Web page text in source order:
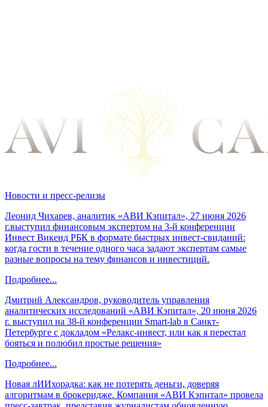
Новости и пресс-релизы
Леонид Чихарев, аналитик «АВИ Кэпитал», 27 июня 2026
г.выступил финансовым экспертом на 3-й конференции
Инвест Викенд РБК в формате быстрых инвест-свиданий:
когда гости в течение одного часа задают экспертам самые
разные вопросы на тему финансов и инвестиций.
Подробнее...
Дмитрий Александров, руководитель управления
аналитических исследований «АВИ Кэпитал», 20 июня 2026
г. выступил на 38-й конференции Smart-lab в Санкт-
Петербурге с докладом «Релакс-инвест, или как я перестал
бояться и полюбил простые решения»
Подробнее...
Новая лИИхорадка: как не потерять деньги, доверяя
алгоритмам в брокеридже. Компания «АВИ Кэпитал» провела